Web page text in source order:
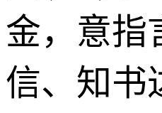
金，意指
信、知书